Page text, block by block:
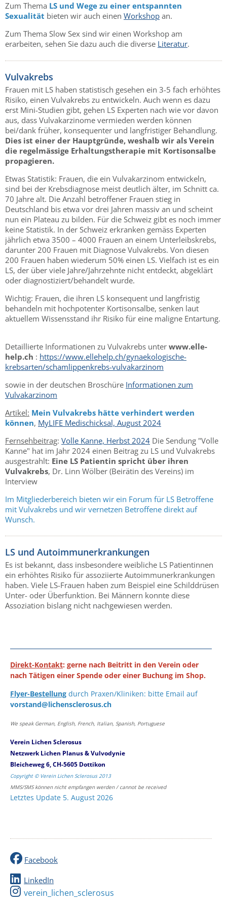
Zum Thema LS und Wege zu einer entspannten
Sexualität bieten wir auch einen Workshop an.
Zum Thema Slow Sex sind wir einen Workshop am
erarbeiten, sehen Sie dazu auch die diverse Literatur.
Vulvakrebs
Frauen mit LS haben statistisch gesehen ein 3-5 fach erhöhtes
Risiko, einen Vulvakrebs zu entwickeln. Auch wenn es dazu
erst Mini-Studien gibt, gehen LS Experten nach wie vor davon
aus, dass Vulvakarzinome vermieden werden können
bei/dank früher, konsequenter und langfristiger Behandlung.
Dies ist einer der Hauptgründe, weshalb wir als Verein
die regelmässige Erhaltungstherapie mit Kortisonsalbe
propagieren.
Etwas Statistik: Frauen, die ein Vulvakarzinom entwickeln,
sind bei der Krebsdiagnose meist deutlich älter, im Schnitt ca.
70 Jahre alt. Die Anzahl betroffener Frauen stieg in
Deutschland bis etwa vor drei Jahren massiv an und scheint
nun ein Plateau zu bilden. Für die Schweiz gibt es noch immer
keine Statistik. In der Schweiz erkranken gemäss Experten
jährlich etwa 3500 – 4000 Frauen an einem Unterleibskrebs,
darunter 200 Frauen mit Diagnose Vulvakrebs. Von diesen
200 Frauen haben wiederum 50% einen LS. Vielfach ist es ein
LS, der über viele Jahre/Jahrzehnte nicht entdeckt, abgeklärt
oder diagnostiziert/behandelt wurde.
Wichtig: Frauen, die ihren LS konsequent und langfristig
behandeln mit hochpotenter Kortisonsalbe, senken laut
aktuellem Wissensstand ihr Risiko für eine maligne Entartung.
Detaillierte Informationen zu Vulvakrebs unter www.elle-
help.ch : https://www.ellehelp.ch/gynaekologische-
krebsarten/schamlippenkrebs-vulvakarzinom
sowie in der deutschen Broschüre Informationen zum
Vulvakarzinom
Artikel: Mein Vulvakrebs hätte verhindert werden
können, MyLIFE Medischicksal, August 2024
Fernsehbeitrag: Volle Kanne, Herbst 2024 Die Sendung "Volle
Kanne" hat im Jahr 2024 einen Beitrag zu LS und Vulvakrebs
ausgestrahlt: Eine LS Patientin spricht über ihren
Vulvakrebs, Dr. Linn Wölber (Beirätin des Vereins) im
Interview
Im Mitgliederbereich bieten wir ein Forum für LS Betroffene
mit Vulvakrebs und wir vernetzen Betroffene direkt auf
Wunsch.
LS und Autoimmunerkrankungen
Es ist bekannt, dass insbesondere weibliche LS Patientinnen
ein erhöhtes Risiko für assoziierte Autoimmunerkrankungen
haben. Viele LS-Frauen haben zum Beispiel eine Schilddrüsen
Unter- oder Überfunktion. Bei Männern konnte diese
Assoziation bislang nicht nachgewiesen werden.
Direkt-Kontakt: gerne nach Beitritt in den Verein oder
nach Tätigen einer Spende oder einer Buchung im Shop.
Flyer-Bestellung durch Praxen/Kliniken: bitte Email auf
vorstand@lichensclerosus.ch
We speak German, English, French, Italian, Spanish, Portuguese
Verein Lichen Sclerosus
Netzwerk Lichen Planus & Vulvodynie
Bleicheweg 6, CH-5605 Dottikon
Copyright © Verein Lichen Sclerosus 2013
MMS/SMS können nicht empfangen werden / cannot be received
Letztes Update 5. August 2026
Facebook
LinkedIn
verein_lichen_sclerosus